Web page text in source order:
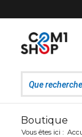
Boutique
Vous êtes ici :